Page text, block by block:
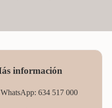
información
634 517 000